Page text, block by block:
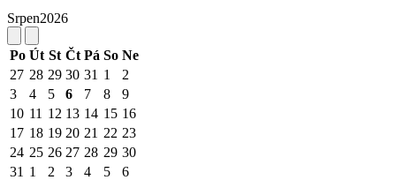
Srpen2026
Po Út St Čt Pá So Ne
27 28 29 30 31 1
2
3
4 5 6 7 8
9
10 11 12 13 14 15 16
17 18 19 20 21 22 23
24 25 26 27 28 29 30
31 1 2 3 4 5 6